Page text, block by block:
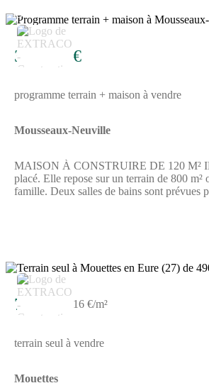
15
301 223 €
programme terrain + maison à vendre
Mousseaux-Neuville
MAISON À CONSTRUIRE DE 120 M²
placé. Elle repose sur un terrain de 800
famille. Deux salles de bains sont prévues
grande ville offrant de nombreux
se situe à Bueil, à 7 kilomètres. Un
prix de 301 223 euros. Le vendeur est
79 900 € 16 €/m²
terrain seul à vendre
Mouettes